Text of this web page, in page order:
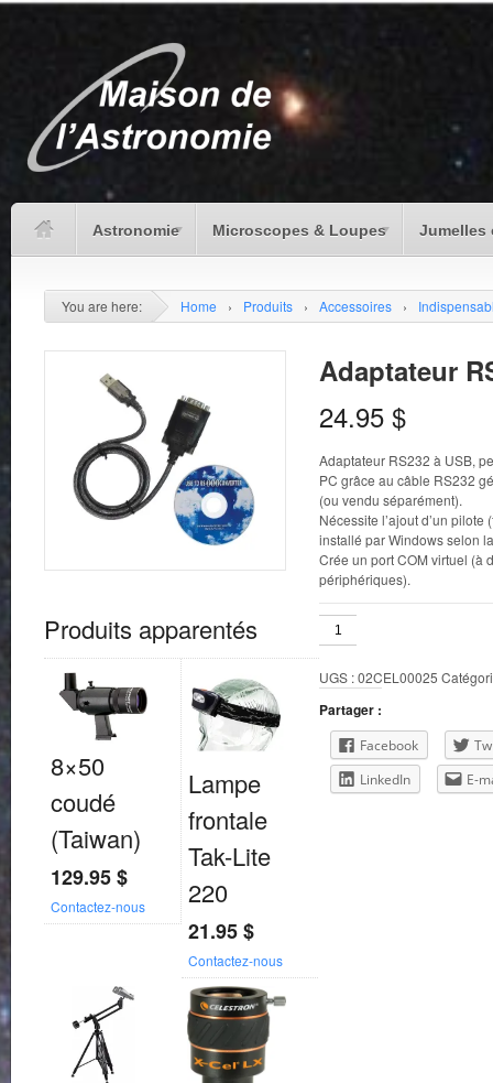
Astronomie Microscopes & Loupes Jumelles
You are here: Home › Produits › Accessoires ›
Adaptateur
24.95 $
Adaptateur RS232 à USB,
PC grâce au câble RS232
(ou vendu séparément).
Nécessite l’ajout d’un
installé par Windows selon
Crée un port COM virtuel (à
périphériques).
quantité
de
Adaptateur
RS232
-
UGS :02CEL00025
Partager :
Facebook
LinkedIn
E-
Produits apparentés
8×50
coudé
(Taiwan)
129.95$
Contactez-nous
Lampe
frontale
Tak-Lite
220
21.95$
Contactez-nous